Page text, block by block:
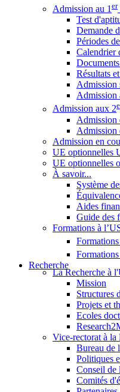
Admission au 1 er
Test
Demande
Périodes
Calendrier
Résultats
Admission
Admission
Admission aux 2e
Admission
Admission
Admission en
UE optionnelles
UE optionnelles
À savoir...
Système
Aides
Guide des
Formations à
Formations
Recherche
La Recherche à
Mission
Structures
Projets et
Ecoles
Vice-rectorat à la
Bureau de
Politiques
Conseil de
Comités